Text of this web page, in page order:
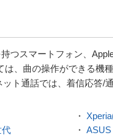
つスマートフォン、
、曲の操作ができる機種
ト通話では、着信応答/
・
代 ・ ASUS